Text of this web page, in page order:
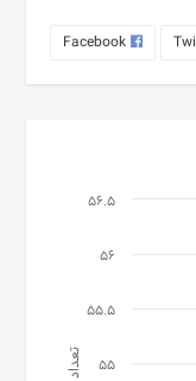
Facebook
تعداد 55
55.5
56
56.5